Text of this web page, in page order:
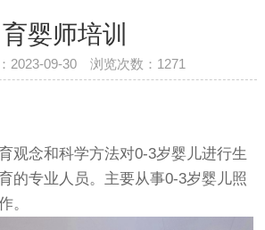
育婴师培训
2023-09-30 浏览次数： 1271
观念和科学方法对0-3岁婴儿进行生
的专业人员。主要从事0-3岁婴儿照
。